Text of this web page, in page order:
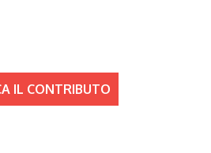
IL CONTRIBUTO